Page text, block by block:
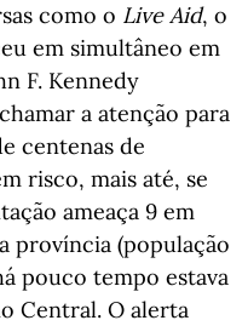
como o Live Aid, o
em simultâneo em
F. Kennedy
a atenção para
centenas de
risco, mais até, se
ameaça 9 em
província (população
pouco tempo estava
Central. O alerta